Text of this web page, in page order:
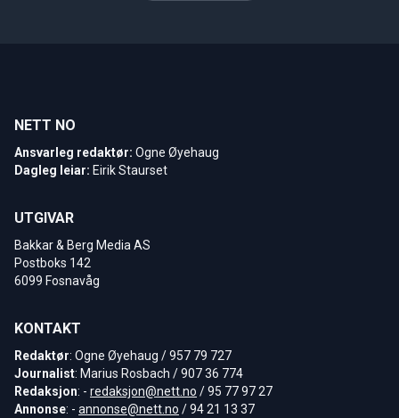
NETT NO
Ansvarleg redaktør: Ogne Øyehaug
Dagleg leiar: Eirik Staurset
UTGIVAR
Bakkar & Berg Media AS
Postboks 142
6099 Fosnavåg
KONTAKT
Redaktør: Ogne Øyehaug / 957 79 727
Journalist: Marius Rosbach / 907 36 774
Redaksjon: - redaksjon@nett.no / 95 77 97 27
Annonse: - annonse@nett.no / 94 21 13 37